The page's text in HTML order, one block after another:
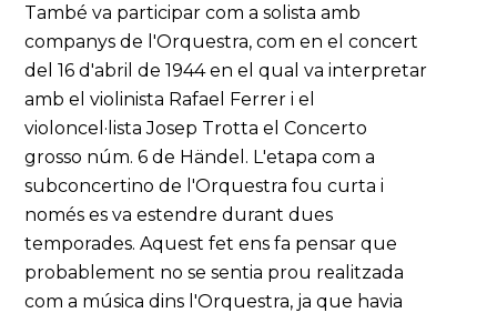
També va participar com a solista amb
companys de l'Orquestra, com en el concert
del 16 d'abril de 1944 en el qual va interpretar
amb el violinista Rafael Ferrer i el
violoncel·lista Josep Trotta el Concerto
grosso núm. 6 de Händel. L'etapa com a
subconcertino de l'Orquestra fou curta i
només es va estendre durant dues
temporades. Aquest fet ens fa pensar que
probablement no se sentia prou realitzada
com a música dins l'Orquestra, ja que havia